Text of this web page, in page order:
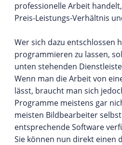
professionelle Arbeit
Preis-Leistungs-Verhältnis
Wer sich dazu entschlossen
programmieren zu lassen,
unten stehenden
Wenn man die Arbeit von
lässt, braucht man sich
Programme meistens gar
meisten Bildbearbeiter
entsprechende Software
Sie können nun direkt einen